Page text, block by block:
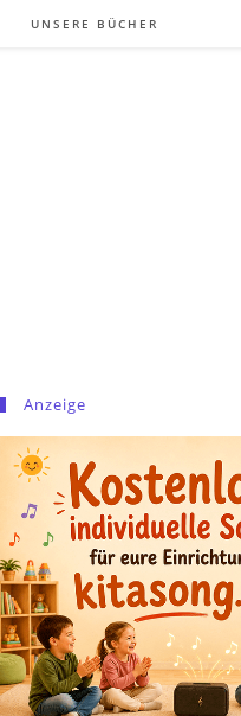
UNSERE BÜCHER
Anzeige